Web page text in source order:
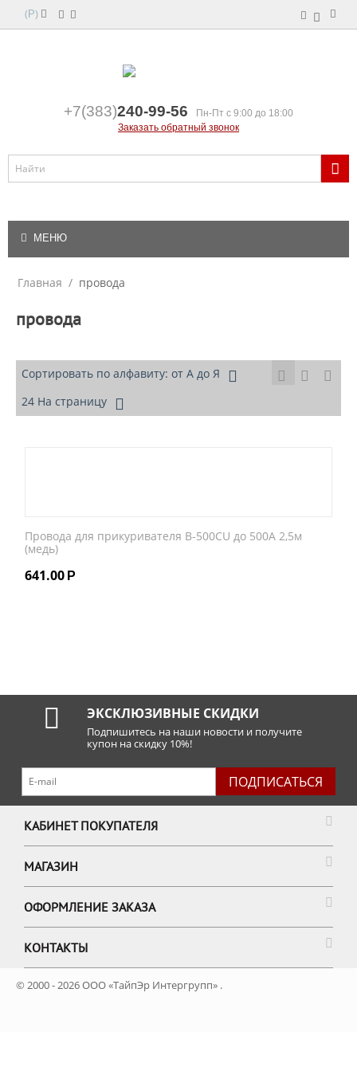
( Р)
+7(383)240-99-56
Пн-Пт с 9:00 до 18:00
Заказать обратный звонок
МЕНЮ
Главная / провода
провода
Сортировать по алфавиту: от А до Я
24 На страницу
Провода для прикуривателя B-500CU до 500А 2,5м
(медь)
641.00 Р
ЭКСКЛЮЗИВНЫЕ СКИДКИ
Подпишитесь на наши новости и получите
купон на скидку 10%!
ПОДПИСАТЬСЯ
КАБИНЕТ ПОКУПАТЕЛЯ
МАГАЗИН
ОФОРМЛЕНИЕ ЗАКАЗА
КОНТАКТЫ
© 2000 - 2026 ООО «ТайпЭр Интергрупп» .